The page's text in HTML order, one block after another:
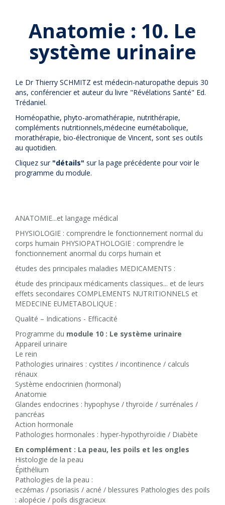
Anatomie : 10. Le
système urinaire
Le Dr Thierry SCHMITZ est médecin-naturopathe depuis 30
ans, conférencier et auteur du livre "Révélations Santé" Ed.
Trédaniel.
Homéopathie, phyto-aromathérapie, nutrithérapie,
compléments nutritionnels,médecine eumétabolique,
morathérapie, bio-électronique de Vincent, sont ses outils
au quotidien.
Cliquez sur "détails" sur la page précédente pour voir le
programme du module.
ANATOMIE...et langage médical
PHYSIOLOGIE : comprendre le fonctionnement normal du
corps humain PHYSIOPATHOLOGIE : comprendre le
fonctionnement anormal du corps humain et
études des principales maladies MEDICAMENTS :
étude des principaux médicaments classiques... et de leurs
effets secondaires COMPLEMENTS NUTRITIONNELS et
MEDECINE EUMETABOLIQUE :
Qualité – Indications - Efficacité
Programme du module 10 : Le système urinaire
Appareil urinaire
Le rein
Pathologies urinaires : cystites / incontinence / calculs
rénaux
Système endocrinien (hormonal)
Anatomie
Glandes endocrines : hypophyse / thyroïde / surrénales /
pancréas
Action hormonale
Pathologies hormonales : hyper-hypothyroïdie / Diabète
En complément : La peau, les poils et les ongles
Histologie de la peau
Épithélium
Pathologies de la peau :
eczémas / psoriasis / acné / blessures Pathologies des poils
: alopécie / poils disgracieux